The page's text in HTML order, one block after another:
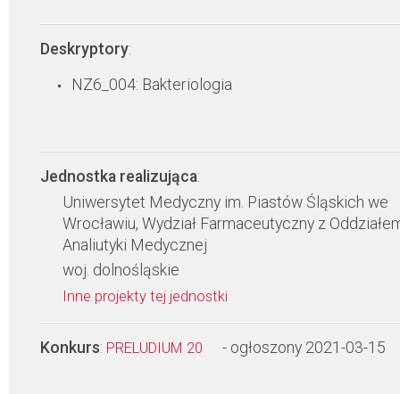
Deskryptory:
NZ6_004: Bakteriologia
Jednostka realizująca:
Uniwersytet Medyczny im. Piastów Śląskich we
Wrocławiu, Wydział Farmaceutyczny z
Analiutyki Medycznej
woj. dolnośląskie
Inne projekty tej jednostki
Konkurs: PRELUDIUM 20 - ogłoszony 2021-03-15